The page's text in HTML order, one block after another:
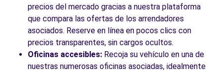
precios del mercado gracias a nuestra plataforma
que compara las ofertas de los arrendadores
asociados. Reserve en línea en pocos clics con
precios transparentes, sin cargos ocultos.
Oficinas accesibles: Recoja su vehículo en una de
nuestras numerosas oficinas asociadas, idealmente